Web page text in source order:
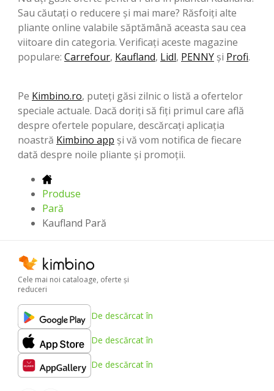
Sau căutați o reducere și mai mare? Răsfoiți alte
pliante online valabile săptămână aceasta sau cea
viitoare din categoria. Verificați aceste magazine
populare: Carrefour, Kaufland, Lidl, PENNY şi Profi.
Pe Kimbino.ro, puteți găsi zilnic o listă a ofertelor
speciale actuale. Dacă doriți să fiți primul care află
despre ofertele populare, descărcați aplicația
noastră Kimbino app și vă vom notifica de fiecare
dată despre noile pliante și promoții.
Produse
Pară
Kaufland Pară
Cele mai noi cataloage, oferte şi
reduceri
De descărcat în
De descărcat în
De descărcat în